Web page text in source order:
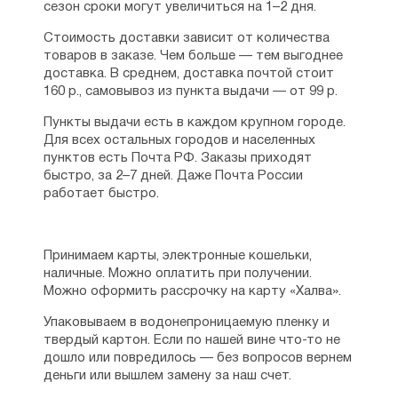
сезон сроки могут увеличиться на 1–2 дня.
Стоимость доставки зависит от количества
товаров в заказе. Чем больше — тем выгоднее
доставка. В среднем, доставка почтой стоит
160 р., самовывоз из пункта выдачи — от 99 р.
Пункты выдачи есть в каждом крупном городе.
Для всех остальных городов и населенных
пунктов есть Почта РФ. Заказы приходят
быстро, за 2–7 дней. Даже Почта России
работает быстро.
Принимаем карты, электронные кошельки,
наличные. Можно оплатить при получении.
Можно оформить рассрочку на карту «Халва».
Упаковываем в водонепроницаемую пленку и
твердый картон. Если по нашей вине что-то не
дошло или повредилось — без вопросов вернем
деньги или вышлем замену за наш счет.